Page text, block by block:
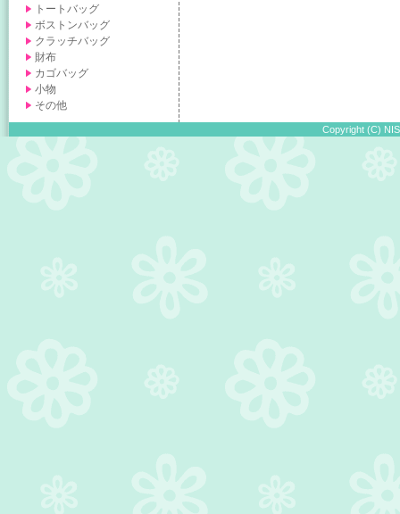
トートバッグ
ボストンバッグ
クラッチバッグ
財布
カゴバッグ
小物
その他
Copyright (C)